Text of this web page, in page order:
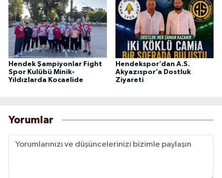
Hendek Şampiyonlar Fight
Spor Kulübü Minik-
Yıldızlarda Kocaelide
Hendekspor’dan A.S.
Akyazıspor’a Dostluk
Ziyareti
Yorumlar